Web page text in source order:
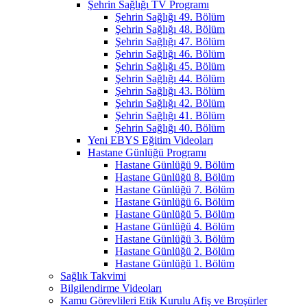
Şehrin Sağlığı TV Programı
Şehrin Sağlığı 49. Bölüm
Şehrin Sağlığı 48. Bölüm
Şehrin Sağlığı 47. Bölüm
Şehrin Sağlığı 46. Bölüm
Şehrin Sağlığı 45. Bölüm
Şehrin Sağlığı 44. Bölüm
Şehrin Sağlığı 43. Bölüm
Şehrin Sağlığı 42. Bölüm
Şehrin Sağlığı 41. Bölüm
Şehrin Sağlığı 40. Bölüm
Yeni EBYS Eğitim Videoları
Hastane Günlüğü Programı
Hastane Günlüğü 9. Bölüm
Hastane Günlüğü 8. Bölüm
Hastane Günlüğü 7. Bölüm
Hastane Günlüğü 6. Bölüm
Hastane Günlüğü 5. Bölüm
Hastane Günlüğü 4. Bölüm
Hastane Günlüğü 3. Bölüm
Hastane Günlüğü 2. Bölüm
Hastane Günlüğü 1. Bölüm
Sağlık Takvimi
Bilgilendirme Videoları
Kamu Görevlileri Etik Kurulu Afiş ve Broşürler